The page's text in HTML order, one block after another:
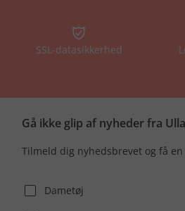
SSL-datasikkerhed
Gå ikke glip af nyheder fra
Tilmeld dig nyhedsbrevet og få
Dametøj